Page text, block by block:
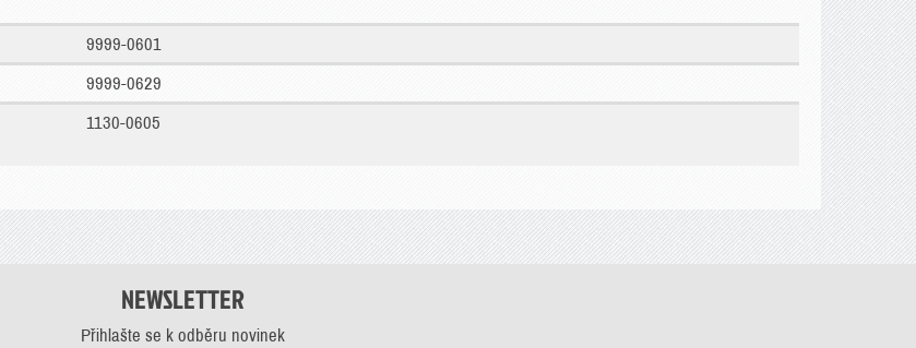
9999-0601
9999-0629
1130-0605
NEWSLETTER
Přihlašte se k odběru novinek